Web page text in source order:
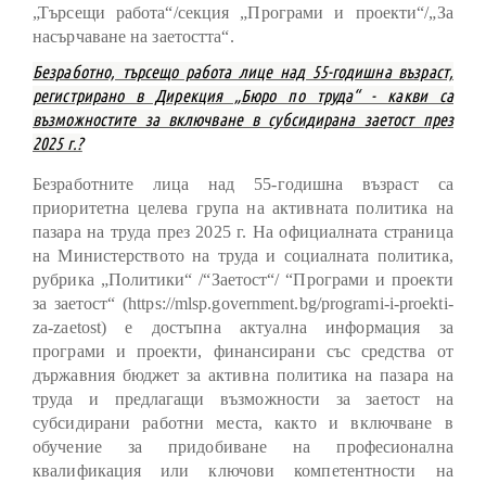
„Търсещи работа“/секция „Програми и проекти“/„За
насърчаване на заетостта“.
Безработно, търсещо работа лице над 55-годишна възраст,
регистрирано в Дирекция „Бюро по труда“ - какви са
възможностите за включване в субсидирана заетост през
2025 г.?
Безработните лица над 55-годишна възраст са
приоритетна целева група на активната политика на
пазара на труда през 2025 г. На официалната страница
на Министерството на труда и социалната политика,
рубрика „Политики“ /“Заетост“/ “Програми и проекти
за заетост“ (https://mlsp.government.bg/programi-i-proekti-
za-zaetost) е достъпна актуална информация за
програми и проекти, финансирани със средства от
държавния бюджет за активна политика на пазара на
труда и предлагащи възможности за заетост на
субсидирани работни места, както и включване в
обучение за придобиване на професионална
квалификация или ключови компетентности на